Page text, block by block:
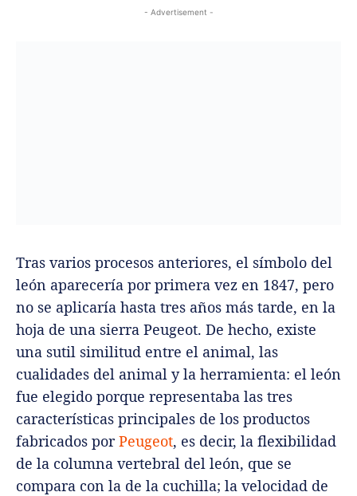
- Advertisement -
Tras varios procesos anteriores, el símbolo del
león aparecería por primera vez en 1847, pero
no se aplicaría hasta tres años más tarde, en la
hoja de una sierra Peugeot. De hecho, existe
una sutil similitud entre el animal, las
cualidades del animal y la herramienta: el león
fue elegido porque representaba las tres
características principales de los productos
fabricados porPeugeot, es decir, la flexibilidad
de la columna vertebral del león, que se
compara con la de la cuchilla; la velocidad de